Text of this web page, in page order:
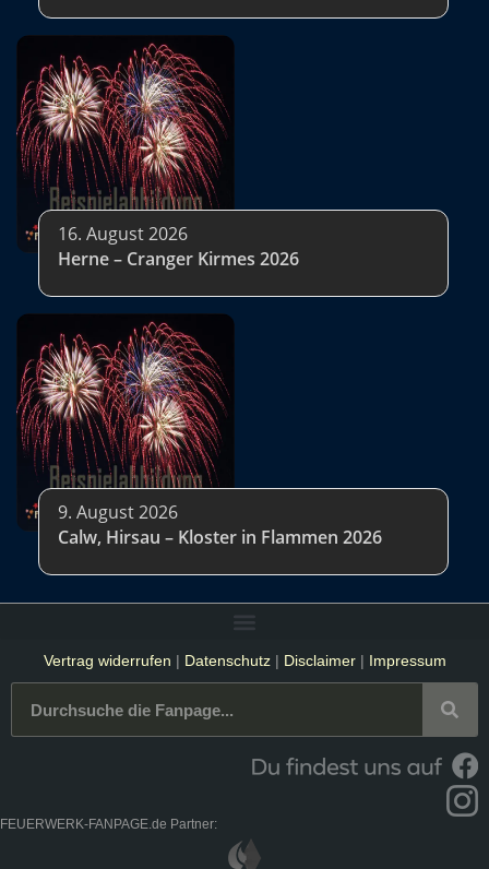
16. August 2026
Herne – Cranger Kirmes 2026
9. August 2026
Calw, Hirsau – Kloster in Flammen 2026
Vertrag widerrufen | Datenschutz| Disclaimer| Impressum
FEUERWERK-FANPAGE.de Partner: